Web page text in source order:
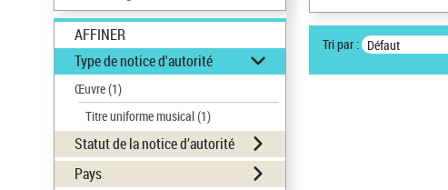
AFFINER
Type de notice d'autorité
Œuvre(1)
Titre uniforme musical(1)
Statut de la notice d’autorité
Pays
Tri par : Défaut